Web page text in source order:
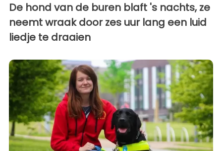
De hond van de buren blaft 's nachts, ze
neemt wraak door zes uur lang een luid
liedje te draaien